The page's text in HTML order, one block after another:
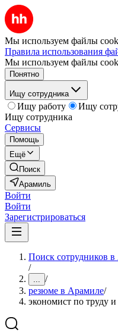
Мы используем файлы
Правила использования
Мы используем файлы
Понятно
Ищу сотрудника
Ищу работу
Ищу
Ищу сотрудника
Сервисы
Помощь
Ещё
Поиск
Арамиль
Войти
Войти
Зарегистрироваться
Поиск сотрудников
/
... /
резюме в Арамиле/
экономист по труду и